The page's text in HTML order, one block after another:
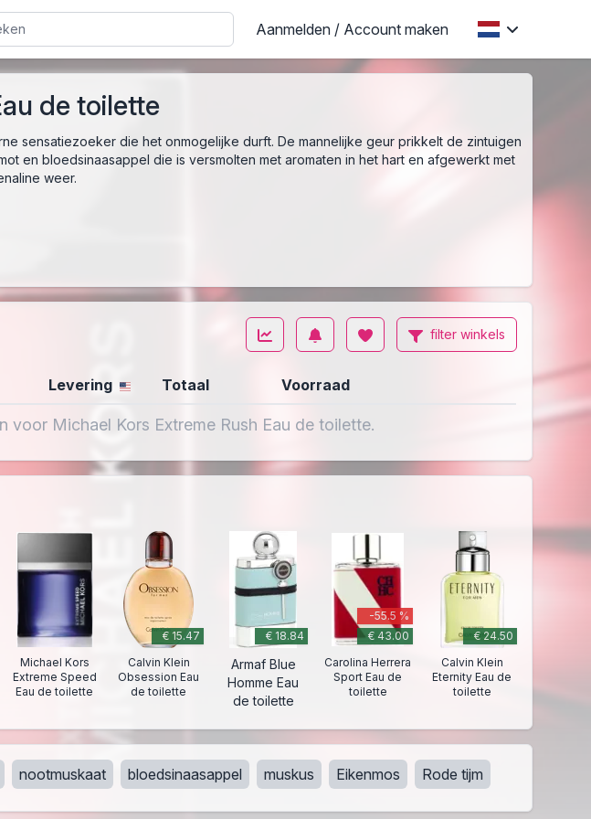
Aanmelden / Account maken
de toilette
sensatiezoeker die het onmogelijke durft. De mannelijke geur prikkelt de zintuigen
en bloedsinaasappel die is versmolten met aromaten in het hart en afgewerkt met
weer.
filter winkels
Levering Totaal Voorraad
voor Michael Kors Extreme Rush Eau de toilette.
Michael Kors
Extreme Speed
Eau de toilette
€ 15.47
Calvin Klein
Obsession Eau
de toilette
€ 18.84
Armaf Blue
Homme Eau
de toilette
-55.5 %
€ 43.00
Carolina Herrera
Sport Eau de
toilette
€ 24.50
Calvin Klein
Eternity Eau de
toilette
nootmuskaat bloedsinaasappel muskus Eikenmos Rode tijm